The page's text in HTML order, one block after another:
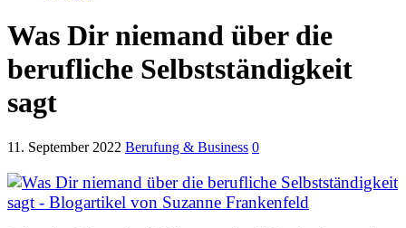
Was Dir niemand über die
berufliche Selbstständigkeit
sagt
11. September 2022 Berufung & Business 0